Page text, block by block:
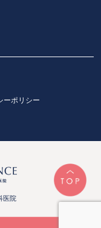
ーポリシー
医院